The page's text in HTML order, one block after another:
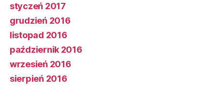
styczeń 2017
grudzień 2016
listopad 2016
październik 2016
wrzesień 2016
sierpień 2016